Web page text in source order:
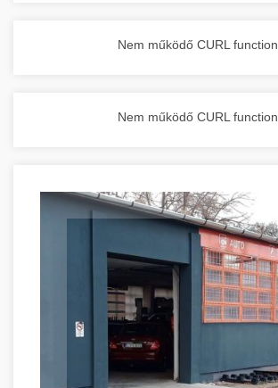
Nem működő CURL function.
Nem működő CURL function.